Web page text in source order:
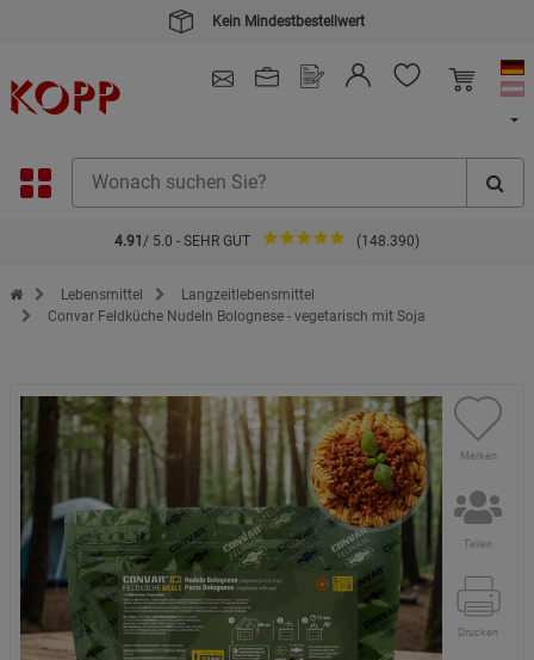
Kein Mindestbestellwert
4.91 / 5.0 - SEHR GUT (148.390)
Zur Startseite des Kopp Verlag Online-Shop
Lebensmittel
Langzeitlebensmittel
Convar Feldküche Nudeln Bolognese - vegetarisch mit Soja
Merken
Teilen
Drucken